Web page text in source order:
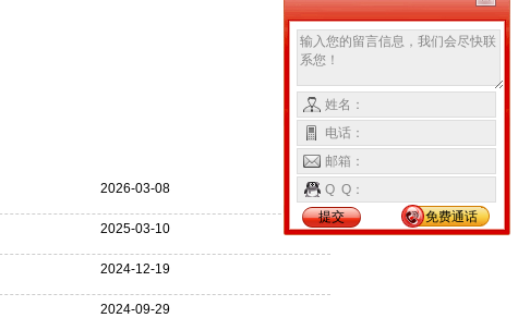
清除
更多>>
2026-03-08
2025-03-10
2024-12-19
2024-09-29
姓名：
电话：
邮箱：
Q Q：
提交
免费通话